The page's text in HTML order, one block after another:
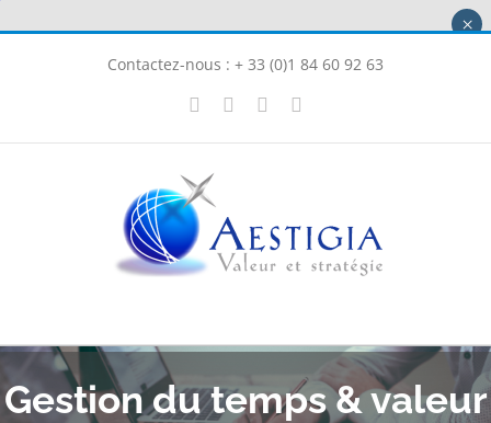
Contactez-nous : + 33 (0)1 84 60 92 63
LinkedInInstagram
Gestion du temps & valeur
×